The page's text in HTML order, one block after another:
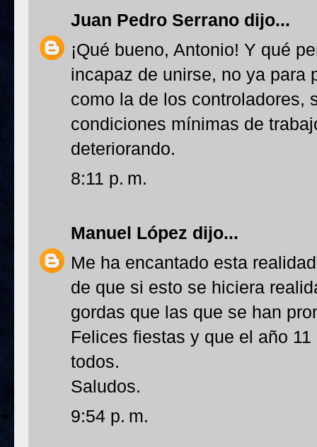
Juan Pedro Serrano dijo...
¡Qué bueno, Antonio! Y qué
incapaz de unirse, no ya para
como la de los controladores,
condiciones mínimas de
deteriorando.
8:11 p. m.
Manuel López dijo...
Me ha encantado esta
de que si esto se hiciera
gordas que las que se han
Felices fiestas y que el año
todos.
Saludos.
9:54 p. m.